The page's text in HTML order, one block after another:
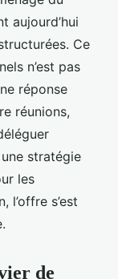
aujourd’hui
Ce
n’est pas
réponse
réunions,
stratégie
les
l’offre s’est
de